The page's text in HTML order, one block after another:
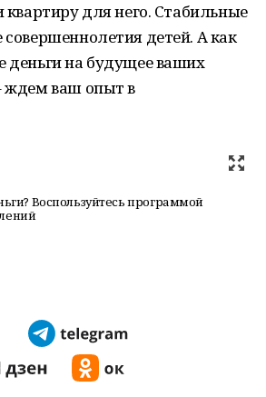
квартиру для него. Стабильные
детей. А как
деньги на будущее ваших
ждем ваш опыт в
Воспользуйтесь программой